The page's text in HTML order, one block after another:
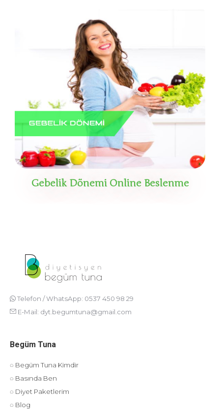
Gebelik Dönemi Online Beslenme
Telefon / WhatsApp: 0537 450 98 29
E-Mail: dyt.begumtuna@gmail.com
Begüm Tuna
◌ Begüm Tuna Kimdir
◌ Basında Ben
◌ Diyet Paketlerim
◌ Blog